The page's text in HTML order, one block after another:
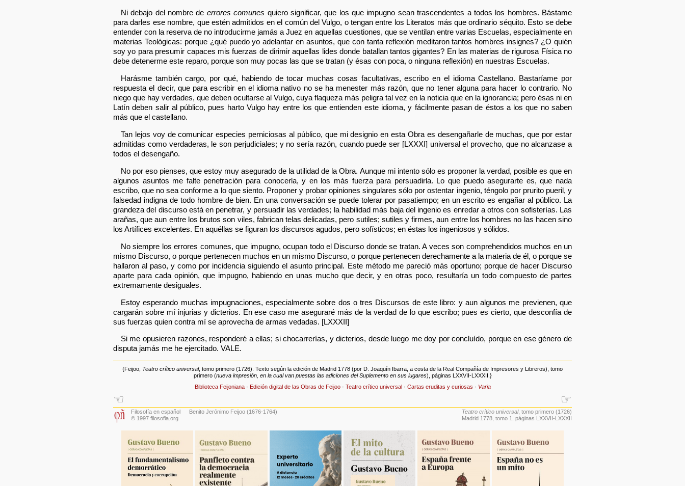
Ni debajo del nombre de errores comunes quiero significar, que los que impugno sean trascendentes a todos los hombres. Bástame
para darles ese nombre, que estén admitidos en el común del Vulgo, o tengan entre los Literatos más que ordinario séquito. Esto se debe
entender con la reserva de no introducirme jamás a Juez en aquellas cuestiones, que se ventilan entre varias Escuelas, especialmente en
materias Teológicas: porque ¿qué puedo yo adelantar en asuntos, que con tanta reflexión meditaron tantos hombres insignes? ¿O quién
soy yo para presumir capaces mis fuerzas de dirimir aquellas lides donde batallan tantos gigantes? En las materias de rigurosa Física no
debe detenerme este reparo, porque son muy pocas las que se tratan (y ésas con poca, o ninguna reflexión) en nuestras Escuelas.
Harásme también cargo, por qué, habiendo de tocar muchas cosas facultativas, escribo en el idioma Castellano. Bastaríame por
respuesta el decir, que para escribir en el idioma nativo no se ha menester más razón, que no tener alguna para hacer lo contrario. No
niego que hay verdades, que deben ocultarse al Vulgo, cuya flaqueza más peligra tal vez en la noticia que en la ignorancia; pero ésas ni en
Latín deben salir al público, pues harto Vulgo hay entre los que entienden este idioma, y fácilmente pasan de éstos a los que no saben
más que el castellano.
Tan lejos voy de comunicar especies perniciosas al público, que mi designio en esta Obra es desengañarle de muchas, que por estar
admitidas como verdaderas, le son perjudiciales; y no sería razón, cuando puede ser [LXXXI] universal el provecho, que no alcanzase a
todos el desengaño.
No por eso pienses, que estoy muy asegurado de la utilidad de la Obra. Aunque mi intento sólo es proponer la verdad, posible es que en
algunos asuntos me falte penetración para conocerla, y en los más fuerza para persuadirla. Lo que puedo asegurarte es, que nada
escribo, que no sea conforme a lo que siento. Proponer y probar opiniones singulares sólo por ostentar ingenio, téngolo por prurito pueril, y
falsedad indigna de todo hombre de bien. En una conversación se puede tolerar por pasatiempo; en un escrito es engañar al público. La
grandeza del discurso está en penetrar, y persuadir las verdades; la habilidad más baja del ingenio es enredar a otros con sofisterías. Las
arañas, que aun entre los brutos son viles, fabrican telas delicadas, pero sutiles; sutiles y firmes, aun entre los hombres no las hacen sino
los Artífices excelentes. En aquéllas se figuran los discursos agudos, pero sofísticos; en éstas los ingeniosos y sólidos.
No siempre los errores comunes, que impugno, ocupan todo el Discurso donde se tratan. A veces son comprehendidos muchos en un
mismo Discurso, o porque pertenecen muchos en un mismo Discurso, o porque pertenecen derechamente a la materia de él, o porque se
hallaron al paso, y como por incidencia siguiendo el asunto principal. Este método me pareció más oportuno; porque de hacer Discurso
aparte para cada opinión, que impugno, habiendo en unas mucho que decir, y en otras poco, resultaría un todo compuesto de partes
extremamente desiguales.
Estoy esperando muchas impugnaciones, especialmente sobre dos o tres Discursos de este libro: y aun algunos me previenen, que
cargarán sobre mí injurias y dicterios. En ese caso me aseguraré más de la verdad de lo que escribo; pues es cierto, que desconfía de
sus fuerzas quien contra mí se aprovecha de armas vedadas. [LXXXII]
Si me opusieren razones, responderé a ellas; si chocarrerías, y dicterios, desde luego me doy por concluído, porque en ese género de
disputa jamás me he ejercitado. VALE.
{Feijoo, Teatro crítico universal, tomo primero (1726). Texto según la edición de Madrid 1778 (por D. Joaquín Ibarra, a costa de la Real Compañía de Impresores y Libreros), tomo
primero (nueva impresión, en la cual van puestas las adiciones del Suplemento en sus lugares), páginas LXXVII-LXXXII.}
Biblioteca Feijoniana· Edición digital de las Obras de Feijoo· Teatro crítico universal· Cartas eruditas y curiosas · Varia
☜ ☞
Filosofía en español
© 1997 filosofia.org
Benito Jerónimo Feijoo (1676-1764) Teatro crítico universal, tomo primero (1726)
Madrid 1778, tomo 1, páginas LXXVII-LXXXII